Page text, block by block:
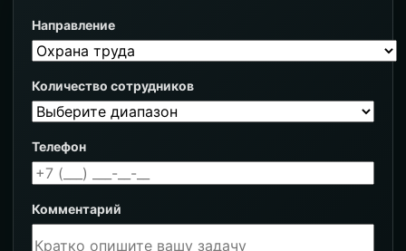
Направление
Количество сотрудников
Телефон
Комментарий